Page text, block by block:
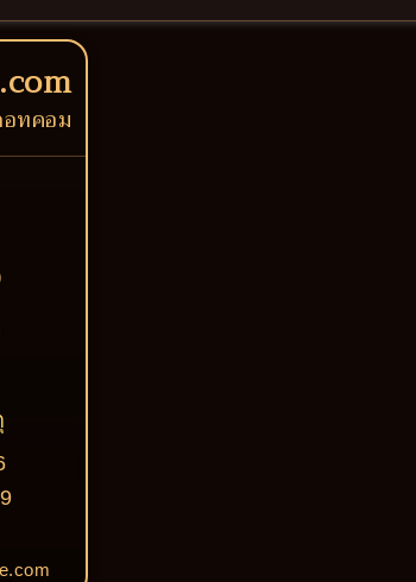
ทคอม